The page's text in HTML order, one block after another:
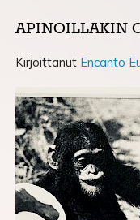
APINOILLAKIN
Kirjoittanut Encanto